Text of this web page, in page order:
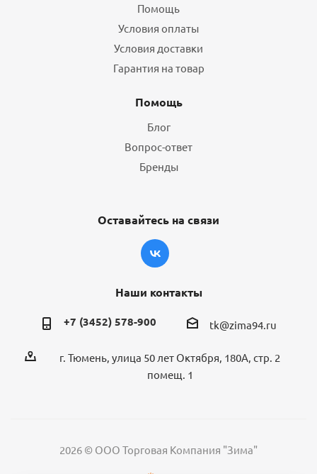
Помощь
Условия оплаты
Условия доставки
Гарантия на товар
Помощь
Блог
Вопрос-ответ
Бренды
Оставайтесь на связи
Наши контакты
+7 (3452) 578-900 tk@zima94.ru
г. Тюмень, улица 50 лет Октября, 180А, стр. 2
помещ. 1
2026 © ООО Торговая Компания "Зима"